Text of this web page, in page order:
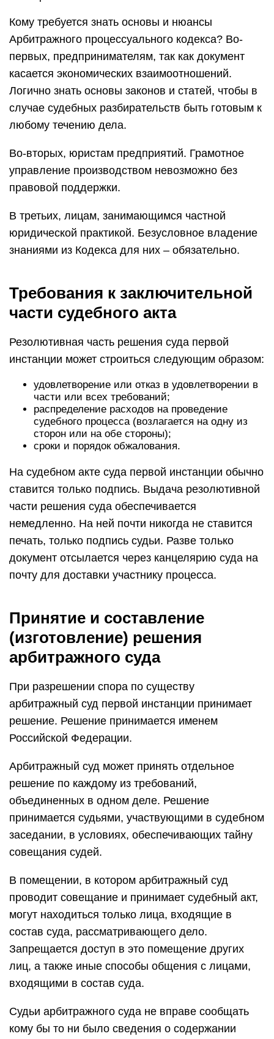
Кому требуется знать основы и нюансы
Арбитражного процессуального кодекса? Во-
первых, предпринимателям, так как документ
касается экономических взаимоотношений.
Логично знать основы законов и статей, чтобы в
случае судебных разбирательств быть готовым к
любому течению дела.
Во-вторых, юристам предприятий. Грамотное
управление производством невозможно без
правовой поддержки.
В третьих, лицам, занимающимся частной
юридической практикой. Безусловное владение
знаниями из Кодекса для них – обязательно.
Требования к заключительной
части судебного акта
Резолютивная часть решения суда первой
инстанции может строиться следующим образом:
удовлетворение или отказ в удовлетворении в
части или всех требований;
распределение расходов на проведение
судебного процесса (возлагается на одну из
сторон или на обе стороны);
сроки и порядок обжалования.
На судебном акте суда первой инстанции обычно
ставится только подпись. Выдача резолютивной
части решения суда обеспечивается
немедленно. На ней почти никогда не ставится
печать, только подпись судьи. Разве только
документ отсылается через канцелярию суда на
почту для доставки участнику процесса.
Принятие и составление
(изготовление) решения
арбитражного суда
При разрешении спора по существу
арбитражный суд первой инстанции принимает
решение. Решение принимается именем
Российской Федерации.
Арбитражный суд может принять отдельное
решение по каждому из требований,
объединенных в одном деле. Решение
принимается судьями, участвующими в судебном
заседании, в условиях, обеспечивающих тайну
совещания судей.
В помещении, в котором арбитражный суд
проводит совещание и принимает судебный акт,
могут находиться только лица, входящие в
состав суда, рассматривающего дело.
Запрещается доступ в это помещение других
лиц, а также иные способы общения с лицами,
входящими в состав суда.
Судьи арбитражного суда не вправе сообщать
кому бы то ни было сведения о содержании